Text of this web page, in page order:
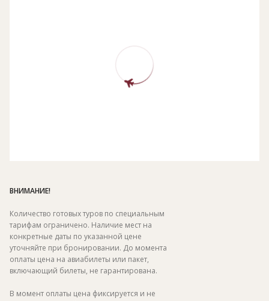
ВНИМАНИЕ!
Количество готовых туров по специальным
тарифам ограничено. Наличие мест на
конкретные даты по указанной цене
уточняйте при бронировании. До момента
оплаты цена на авиабилеты или пакет,
включающий билеты, не гарантирована.
В момент оплаты цена фиксируется и не